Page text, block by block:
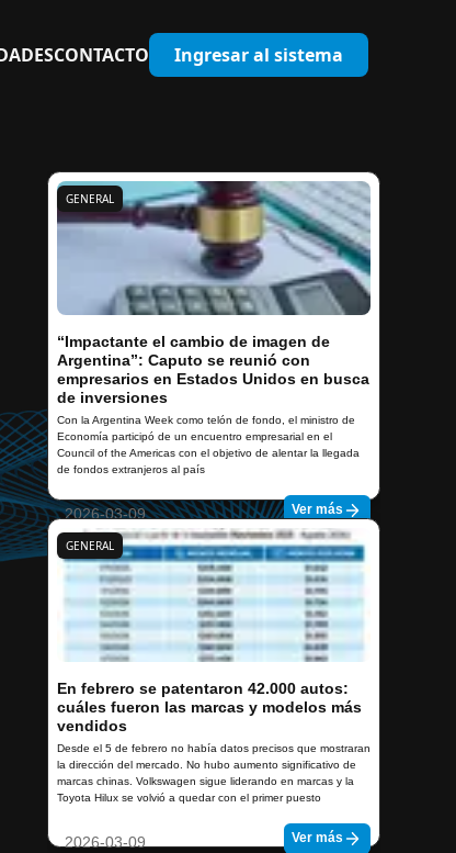
CONTACTO Ingresar al sistema
GENERAL
“Impactante el cambio de imagen de
Argentina”: Caputo se reunió con
empresarios en Estados Unidos en busca
de inversiones
Con la Argentina Week como telón de fondo, el ministro de
Economía participó de un encuentro empresarial en el
Council of the Americas con el objetivo de alentar la llegada
de fondos extranjeros al país
2026-03-09 Ver más
GENERAL
En febrero se patentaron 42.000 autos:
cuáles fueron las marcas y modelos más
vendidos
Desde el 5 de febrero no había datos precisos que mostraran
la dirección del mercado. No hubo aumento significativo de
marcas chinas. Volkswagen sigue liderando en marcas y la
Toyota Hilux se volvió a quedar con el primer puesto
2026-03-09 Ver más